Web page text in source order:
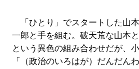
「ひとり」でスタートした山
一郎と手を組む。破天荒な山本
という異色の組み合わせだが、
「（政治のいろはが）だんだん